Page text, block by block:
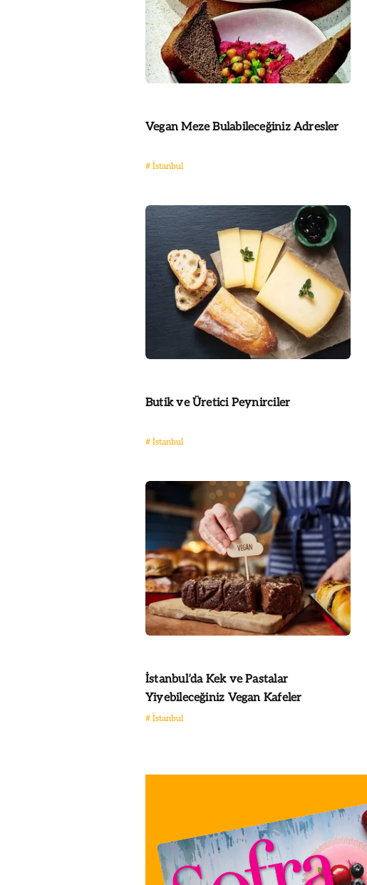
Vegan Meze Bulabileceğiniz Adresler
# İstanbul
Butik ve Üretici Peynirciler
# İstanbul
İstanbul’da Kek ve Pastalar
Yiyebileceğiniz Vegan Kafeler
# İstanbul